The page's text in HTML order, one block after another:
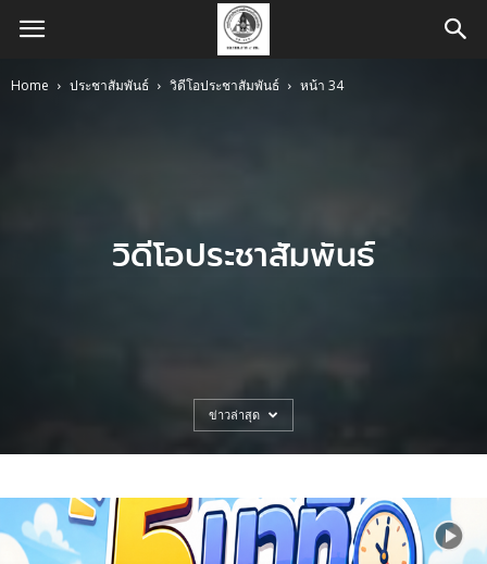
Home ประชาสัมพันธ์ วิดีโอประชาสัมพันธ์ หน้า 34
วิดีโอประชาสัมพันธ์
ข่าวล่าสุด